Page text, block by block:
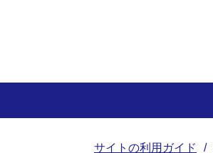
サイトの利用ガイド